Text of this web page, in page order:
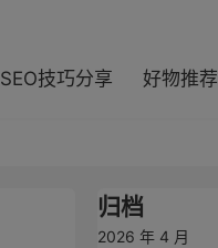
SEO技巧分享 好物推荐
归档
2026 年 4 月